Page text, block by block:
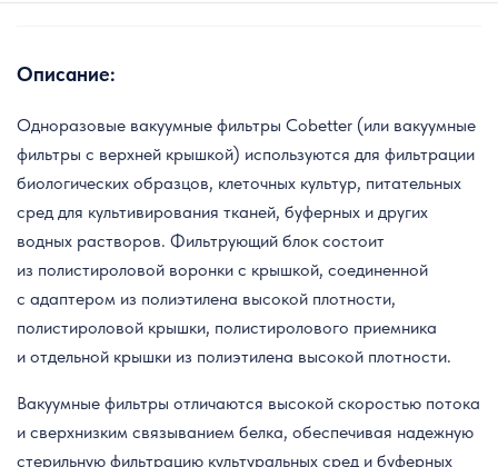
Описание:
Одноразовые вакуумные фильтры Cobetter (или вакуумные
фильтры с верхней крышкой) используются для фильтрации
биологических образцов, клеточных культур, питательных
сред для культивирования тканей, буферных и других
водных растворов. Фильтрующий блок состоит
из полистироловой воронки с крышкой, соединенной
с адаптером из полиэтилена высокой плотности,
полистироловой крышки, полистиролового приемника
и отдельной крышки из полиэтилена высокой плотности.
Вакуумные фильтры отличаются высокой скоростью потока
и сверхнизким связыванием белка, обеспечивая надежную
стерильную фильтрацию культуральных сред и буферных